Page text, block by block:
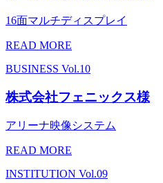
16面マルチディスプレイ
READ MORE
BUSINESS Vol.10
株式会社フェニックス様
アリーナ映像システム
READ MORE
INSTITUTION Vol.09